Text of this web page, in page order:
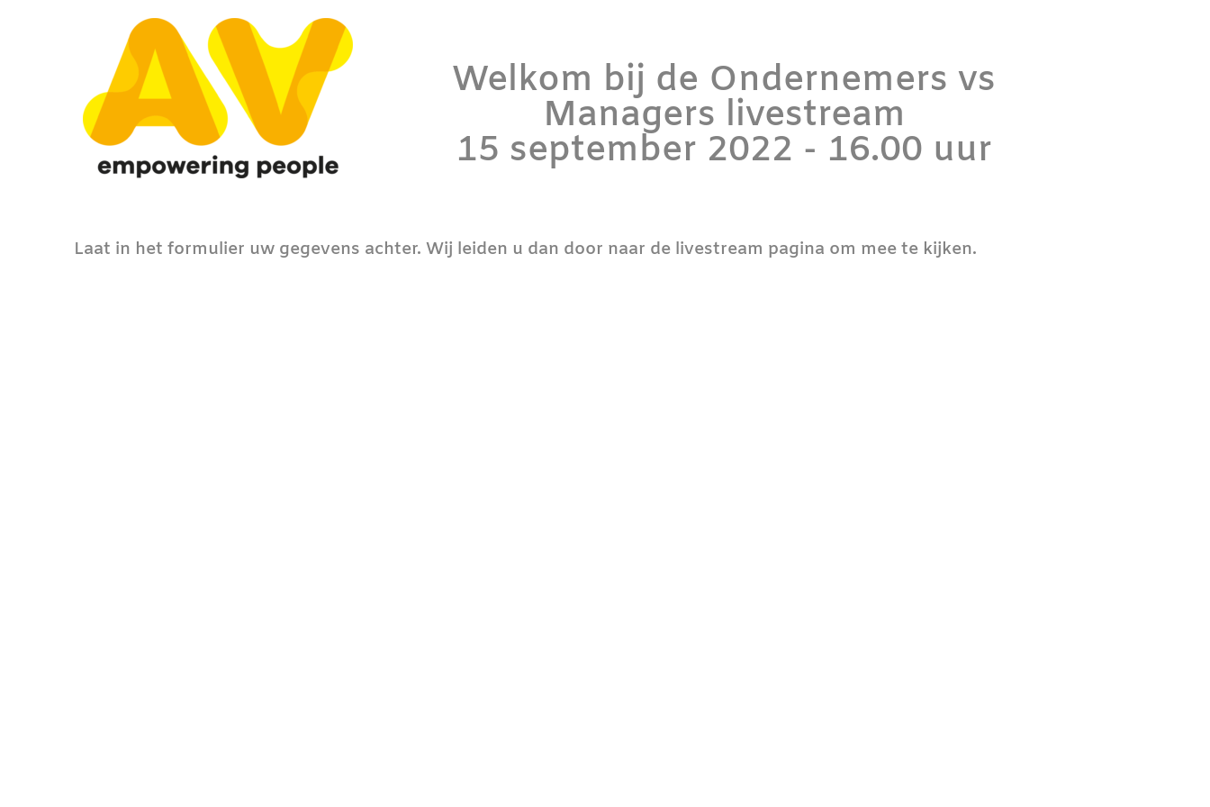
Welkom bij de Ondernemers vs
Managers livestream
15 september 2022 - 16.00 uur
Laat in het formulier uw gegevens achter. Wij leiden u dan door naar de livestream pagina om mee te kijken.